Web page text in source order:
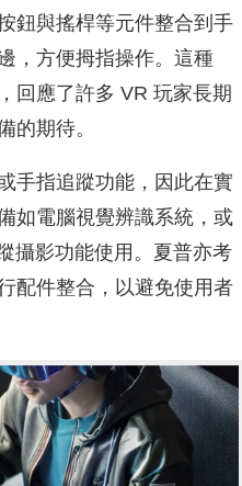
鈕與搖桿等元件整合到手
，方便拇指操作。這種
回應了許多 VR 玩家長期
的期待。
手指追蹤功能，因此在實
如電腦視覺辨識系統，或
攝影功能使用。夏普亦考
配件整合，以避免使用者